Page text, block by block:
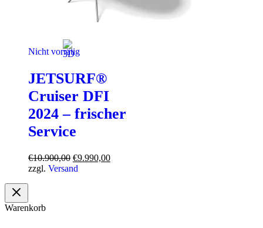
Nicht vorrätig
JETSURF®
Cruiser DFI
2024 – frischer
Service
€10.900,00 Ursprünglicher
Preis
€9.990,00Aktueller
zzgl. Versand
Warenkorb